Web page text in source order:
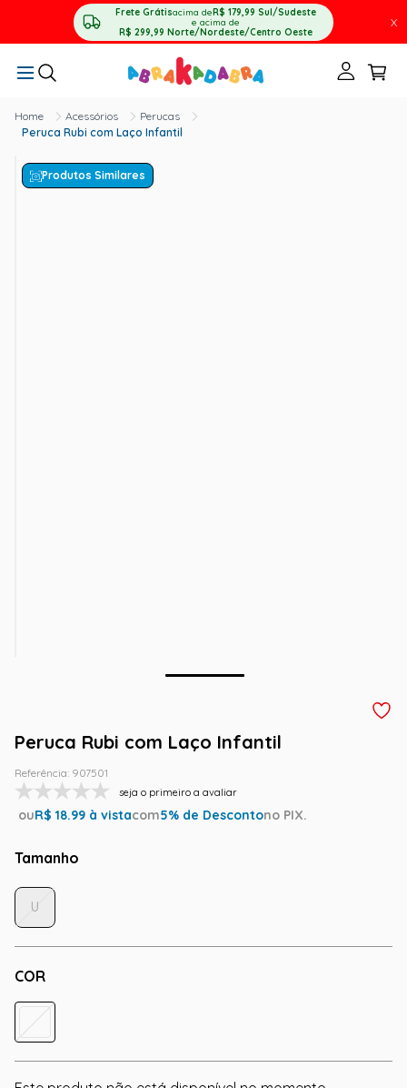
Frete Grátisacima deR$ 179,99 Sul/Sudeste
e acima de
R$ 299,99 Norte/Nordeste/Centro Oeste
X
Acessórios
Perucas
Peruca Rubi com Laço Infantil
Produtos Similares
Peruca Rubi com Laço Infantil
Referência: 907501
seja o primeiro a avaliar
ouR$ 18.99 à vistacom5% de Descontono PIX.
Tamanho
COR
U